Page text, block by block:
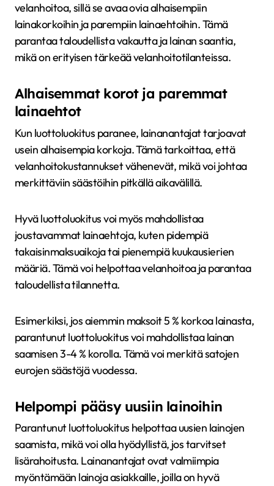
velanhoitoa, sillä se avaa ovia alhaisempiin
lainakorkoihin ja parempiin lainaehtoihin. Tämä
parantaa taloudellista vakautta ja lainan saantia,
mikä on erityisen tärkeää velanhoitotilanteissa.
Alhaisemmat korot ja paremmat
lainaehtot
Kun luottoluokitus paranee, lainanantajat tarjoavat
usein alhaisempia korkoja. Tämä tarkoittaa, että
velanhoitokustannukset vähenevät, mikä voi johtaa
merkittäviin säästöihin pitkällä aikavälillä.
Hyvä luottoluokitus voi myös mahdollistaa
joustavammat lainaehtoja, kuten pidempiä
takaisinmaksuaikoja tai pienempiä kuukausierien
määriä. Tämä voi helpottaa velanhoitoa ja parantaa
taloudellista tilannetta.
Esimerkiksi, jos aiemmin maksoit 5 % korkoa lainasta,
parantunut luottoluokitus voi mahdollistaa lainan
saamisen 3-4 % korolla. Tämä voi merkitä satojen
eurojen säästöjä vuodessa.
Helpompi pääsy uusiin lainoihin
Parantunut luottoluokitus helpottaa uusien lainojen
saamista, mikä voi olla hyödyllistä, jos tarvitset
lisärahoitusta. Lainanantajat ovat valmiimpia
myöntämään lainoja asiakkaille, joilla on hyvä